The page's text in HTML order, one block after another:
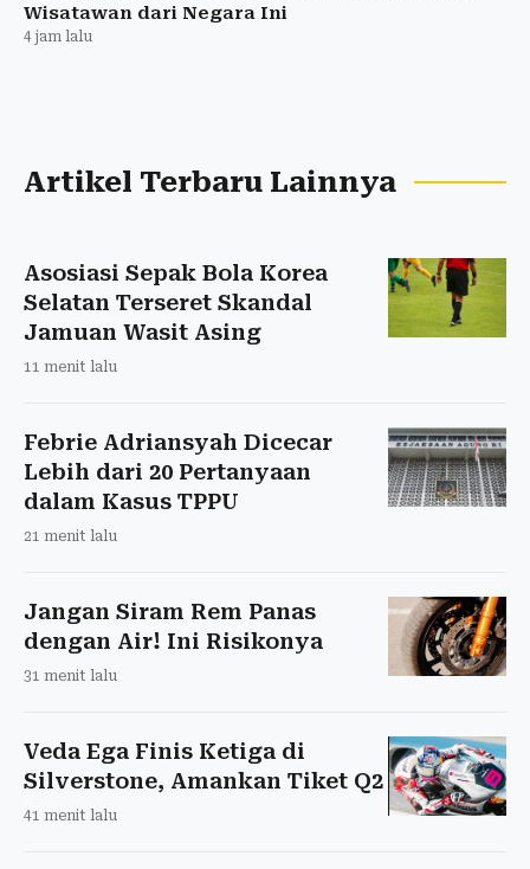
Wisatawan dari Negara Ini
4 jam lalu
Artikel Terbaru Lainnya
Asosiasi Sepak Bola Korea
Selatan Terseret Skandal
Jamuan Wasit Asing
11 menit lalu
Febrie Adriansyah Dicecar
Lebih dari 20 Pertanyaan
dalam Kasus TPPU
21 menit lalu
Jangan Siram Rem Panas
dengan Air! Ini Risikonya
31 menit lalu
Veda Ega Finis Ketiga di
Silverstone, Amankan Tiket Q2
41 menit lalu